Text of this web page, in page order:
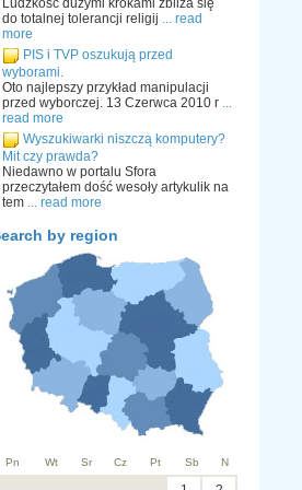
Ludzkość dużymi krokami zbliża się
do totalnej tolerancji religij ... read
more
PIS i TVP oszukują przed
wyborami.
Oto najlepszy przykład manipulacji
przed wyborczej. 13 Czerwca 2010 r ...
read more
Wyszukiwarki niszczą komputery?
Mit czy prawda?
Niedawno w portalu Sfora
przeczytałem dość wesoły artykulik na
tem ... read more
by region
Pn Wt Sr Cz Pt Sb N